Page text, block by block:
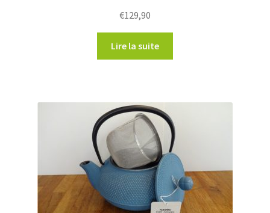
€129,90
Lire la suite